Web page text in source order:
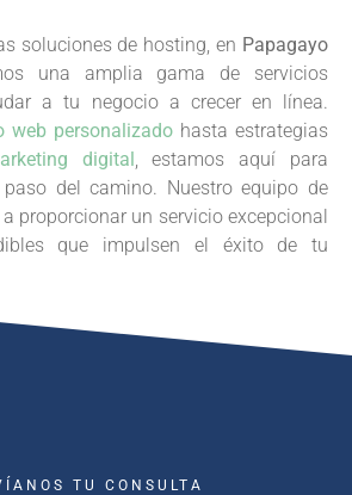
soluciones de hosting, en Papagayo
una amplia gama de servicios
a tu negocio a crecer en línea.
web personalizado hasta estrategias
digital, estamos aquí para
del camino. Nuestro equipo de
proporcionar un servicio excepcional
que impulsen el éxito de tu
TU CONSULTA